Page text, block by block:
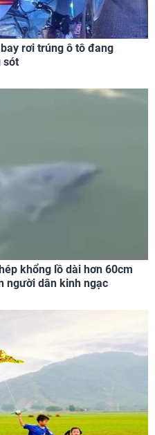
rơi trúng ô tô đang
sót
khổng lồ dài hơn 60cm
người dân kinh ngạc